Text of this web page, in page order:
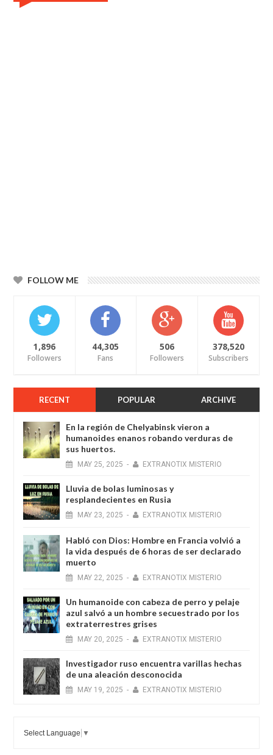
FOLLOW ME
1,896
Followers
44,305
Fans
506
Followers
378,520
Subscribers
RECENT POPULAR ARCHIVE
En la región de Chelyabinsk vieron a
humanoides enanos robando verduras de
sus huertos.
MAY 25, 2025 - EXTRANOTIX MISTERIO
Lluvia de bolas luminosas y
resplandecientes en Rusia
MAY 23, 2025 - EXTRANOTIX MISTERIO
Habló con Dios: Hombre en Francia volvió a
la vida después de 6 horas de ser declarado
muerto
MAY 22, 2025 - EXTRANOTIX MISTERIO
Un humanoide con cabeza de perro у pelaje
azul salvó a un hombre secuestrado por los
extraterrestres grises
MAY 20, 2025 - EXTRANOTIX MISTERIO
Investigador ruso encuentra varillas hechas
de una aleación desconocida
MAY 19, 2025 - EXTRANOTIX MISTERIO
Select Language ▼